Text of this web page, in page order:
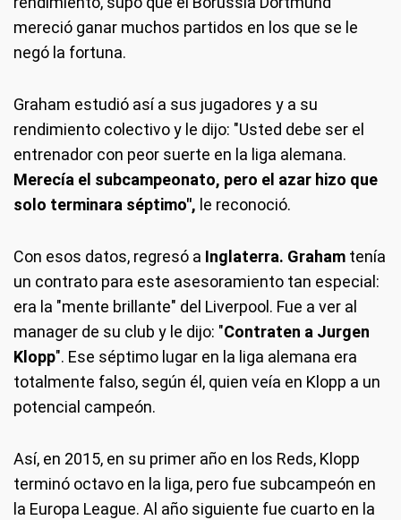
mereció ganar muchos partidos en los que se le
negó la fortuna.
Graham estudió así a sus jugadores y a su
rendimiento colectivo y le dijo: "Usted debe ser el
entrenador con peor suerte en la liga alemana.
Merecía el subcampeonato, pero el azar hizo que
solo terminara séptimo", le reconoció.
Con esos datos, regresó a Inglaterra. Graham tenía
un contrato para este asesoramiento tan especial:
era la "mente brillante" del Liverpool. Fue a ver al
manager de su club y le dijo: "Contraten a Jurgen
Klopp". Ese séptimo lugar en la liga alemana era
totalmente falso, según él, quien veía en Klopp a un
potencial campeón.
Así, en 2015, en su primer año en los Reds, Klopp
terminó octavo en la liga, pero fue subcampeón en
la Europa League. Al año siguiente fue cuarto en la